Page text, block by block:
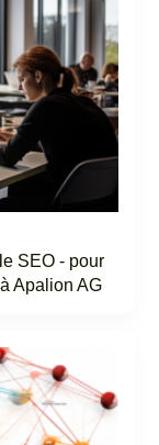
SEO - pour
Apalion AG